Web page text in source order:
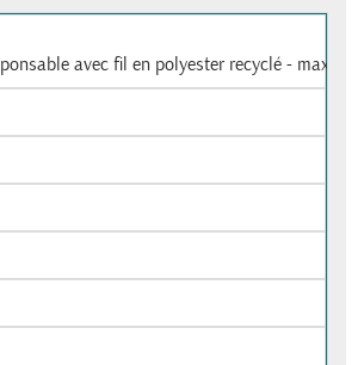
avec fil en polyester recyclé - max 60